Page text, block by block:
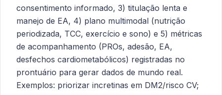
consentimento informado, 3) titulação lenta e
manejo de EA, 4) plano multimodal (nutrição
periodizada, TCC, exercício e sono) e 5) métricas
de acompanhamento (PROs, adesão, EA,
desfechos cardiometabólicos) registradas no
prontuário para gerar dados de mundo real.
Exemplos: priorizar incretinas em DM2/risco CV;